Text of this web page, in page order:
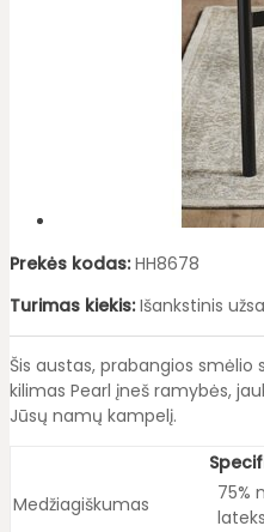
Prekės kodas: HH8678
Turimas kiekis: Išankstinis
Šis austas, prabangios smėlio
kilimas Pearl įneš ramybės,
Jūsų namų kampelį.
Medžiagiškumas
75%